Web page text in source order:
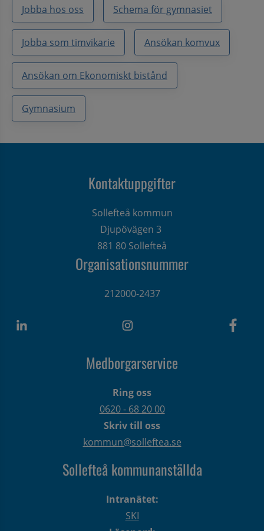
Jobba hos oss Schema för gymnasiet
Jobba som timvikarie Ansökan komvux
Ansökan om Ekonomiskt bistånd
Gymnasium
Kontaktuppgifter
Sollefteå kommun
Djupövägen 3
881 80 Sollefteå
Organisationsnummer
212000-2437
Medborgarservice
Ring oss
0620 - 68 20 00
Skriv till oss
kommun@solleftea.se
Sollefteå kommunanställda
Intranätet:
SKI